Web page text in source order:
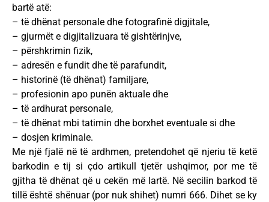
bartë atë:
– të dhënat personale dhe fotografinë digjitale,
– gjurmët e digjitalizuara të gishtërinjve,
– përshkrimin fizik,
– adresën e fundit dhe të parafundit,
– historinë (të dhënat) familjare,
– profesionin apo punën aktuale dhe
– të ardhurat personale,
– të dhënat mbi tatimin dhe borxhet eventuale si dhe
– dosjen kriminale.
Me një fjalë në të ardhmen, pretendohet që njeriu të ketë
barkodin e tij si çdo artikull tjetër ushqimor, por me të
gjitha të dhënat që u cekën më lartë. Në secilin barkod të
tillë është shënuar (por nuk shihet) numri 666. Dihet se ky